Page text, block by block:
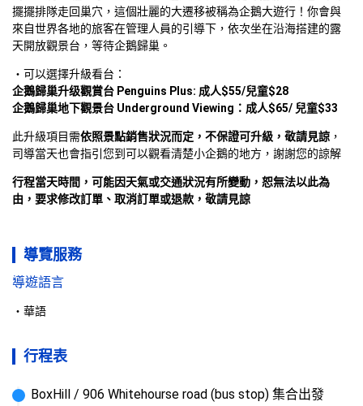
擺擺排隊走回巢穴，這個壯麗的大遷移被稱為企鵝大遊行！你會與
來自世界各地的旅客在管理人員的引導下，依次坐在沿海搭建的露
天開放觀景台，等待企鵝歸巢。
企鵝歸巢升级觀賞台 Penguins Plus: 成人$55/兒童$28
企鵝歸巢地下觀景台 Underground Viewing：成人$65/ 兒童$33
此升級項目需依照景點銷售狀況而定，不保證可升級，敬請見諒 ，
司導當天也會指引您到可以觀看清楚小企鵝的地方，謝謝您的諒解
行程當天時間，可能因天氣或交通狀況有所變動，恕無法以此為
由，要求修改訂單、取消訂單或退款，敬請見諒
導覽服務
導遊語言
華語
行程表
BoxHill / 906 Whitehourse road (bus stop) 集合出發